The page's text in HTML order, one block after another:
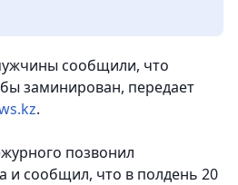
сообщили, что
заминирован, передает
.
позвонил
и сообщил, что в полдень 20